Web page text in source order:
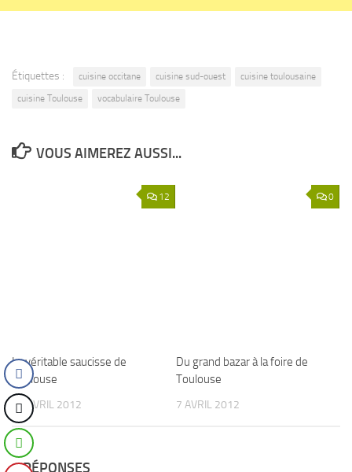
Étiquettes : cuisine occitane cuisine sud-ouest
cuisine toulousaine
cuisine Toulouse
vocabulaire Toulouse
VOUS AIMEREZ AUSSI...
12
La véritable saucisse de
Toulouse
19 AVRIL 2012
0
Du grand bazar à la foire de
Toulouse
7 AVRIL 2012
6 RÉPONSES